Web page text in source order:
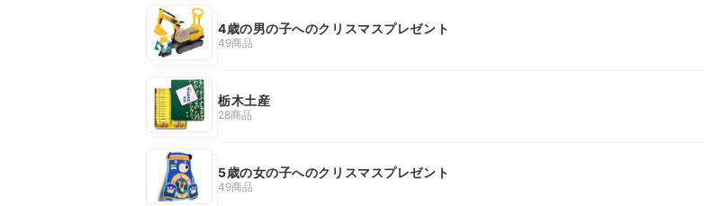
4歳の男の子へのクリスマスプレゼント
49商品
栃木土産
28商品
5歳の女の子へのクリスマスプレゼント
49商品